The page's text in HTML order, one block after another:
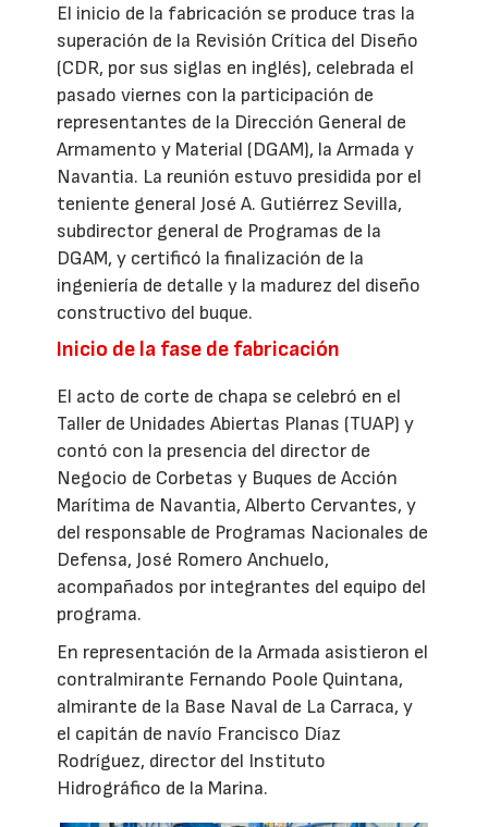
El inicio de la fabricación se produce tras la
superación de la Revisión Crítica del Diseño
(CDR, por sus siglas en inglés), celebrada el
pasado viernes con la participación de
representantes de la Dirección General de
Armamento y Material (DGAM), la Armada y
Navantia. La reunión estuvo presidida por el
teniente general José A. Gutiérrez Sevilla,
subdirector general de Programas de la
DGAM, y certificó la finalización de la
ingeniería de detalle y la madurez del diseño
constructivo del buque.
Inicio de la fase de fabricación
El acto de corte de chapa se celebró en el
Taller de Unidades Abiertas Planas (TUAP) y
contó con la presencia del director de
Negocio de Corbetas y Buques de Acción
Marítima de Navantia, Alberto Cervantes, y
del responsable de Programas Nacionales de
Defensa, José Romero Anchuelo,
acompañados por integrantes del equipo del
programa.
En representación de la Armada asistieron el
contralmirante Fernando Poole Quintana,
almirante de la Base Naval de La Carraca, y
el capitán de navío Francisco Díaz
Rodríguez, director del Instituto
Hidrográfico de la Marina.